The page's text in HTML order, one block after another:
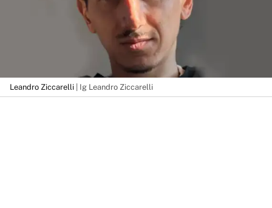
Leandro Ziccarelli | Ig Leandro Ziccarelli